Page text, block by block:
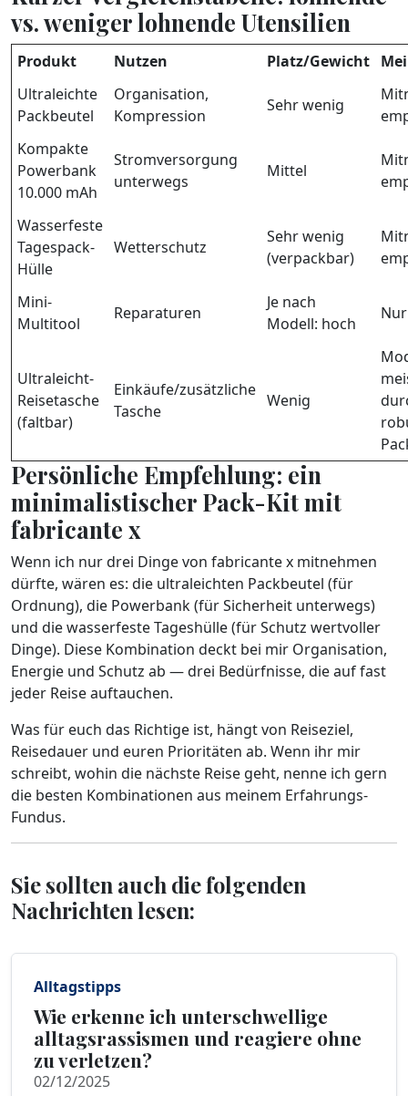
vs. weniger lohnende Utensilien
Produkt Nutzen Platz/Gewicht
Ultraleichte
Packbeutel
Organisation,
Kompression
Sehr wenig
Kompakte
Powerbank
10.000 mAh
Stromversorgung
unterwegs
Mittel
Wasserfeste
Tagespack-
Hülle
Wetterschutz
Sehr wenig
(verpackbar)
Mini-
Multitool
Reparaturen
Je nach
Modell: hoch
Ultraleicht-
Reisetasche
(faltbar)
Einkäufe/zusätzliche
Tasche
Wenig
Persönliche Empfehlung: ein
minimalistischer Pack-Kit mit
fabricante x
Wenn ich nur drei Dinge von fabricante x mitnehmen
dürfte, wären es: die ultraleichten Packbeutel (für
Ordnung), die Powerbank (für Sicherheit unterwegs)
und die wasserfeste Tageshülle (für Schutz wertvoller
Dinge). Diese Kombination deckt bei mir Organisation,
Energie und Schutz ab — drei Bedürfnisse, die auf fast
jeder Reise auftauchen.
Was für euch das Richtige ist, hängt von Reiseziel,
Reisedauer und euren Prioritäten ab. Wenn ihr mir
schreibt, wohin die nächste Reise geht, nenne ich gern
die besten Kombinationen aus meinem Erfahrungs-
Fundus.
Sie sollten auch die folgenden
Nachrichten lesen:
Alltagstipps
Wie erkenne ich unterschwellige
alltagsrassismen und reagiere ohne
zu verletzen?
02/12/2025